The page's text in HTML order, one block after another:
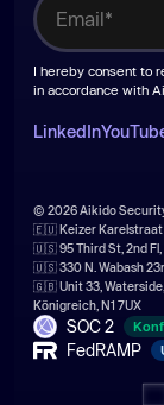
I hereby consent to
in accordance with
LinkedIn
© 2026 Aikido
🇪🇺 Keizer Karelstraat
🇺🇸 95 Third St, 2nd Fl,
🇺🇸 330 N. Wabash
🇬🇧 Unit 33,
Königreich, N1 7UX
SOC 2
FedRAMP